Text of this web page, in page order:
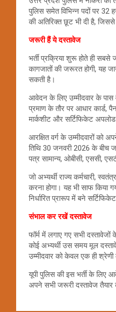
पुलिस समेत विभिन्न पदों पर 32
की अतिरिक्त छूट भी दी है,
जरूरी हैं ये दस्तावेज
भर्ती प्रक्रिया शुरू होते ही
कागजातों की जरूरत होगी, यह
सकती है।
आवेदन के लिए उम्मीदवार के पास
प्रमाण के तौर पर आधार कार्ड,
मार्कशीट और सर्टिफिकेट
आरक्षित वर्ग के उम्मीदवारों
तिथि 30 जनवरी 2026 के बीच
पत्र सामान्य, ओबीसी, एससी,
जो अभ्यर्थी राज्य कर्मचारी,
करना होगा। यह भी साफ किया
निर्धारित प्रारूप में बने
संभाल कर रखें दस्तावेज
फॉर्म में लगाए गए सभी
कोई अभ्यर्थी उस समय मूल
उम्मीदवार को केवल एक ही श्रेणी
यूपी पुलिस की इस भर्ती के लिए
अपने सभी जरूरी दस्तावेज